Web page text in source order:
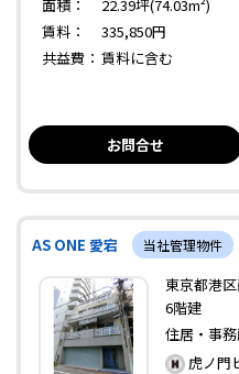
面積：
22.39坪(74.03m²)
賃料：
335,850円
共益費： 賃料に含む
お問合せ
AS ONE 愛宕 当社管理物件
東京都港
6階建
住居・事
虎ノ門